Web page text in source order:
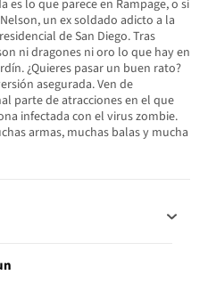
es lo que parece en Rampage, o si
un ex soldado adicto a la
de San Diego. Tras
ni dragones ni oro lo que hay en
¿Quieres pasar un buen rato?
asegurada. Ven de
parte de atracciones en el que
infectada con el virus zombie.
armas, muchas balas y mucha